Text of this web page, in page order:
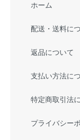
ホーム
配送・送料に
返品について
支払い方法に
特定商取引法
プライバシー